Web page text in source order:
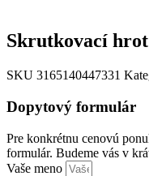
Skrutkovací
SKU 3165140447331
Dopytový formulár
Pre konkrétnu cenovú
formulár. Budeme vás v
Vaše meno